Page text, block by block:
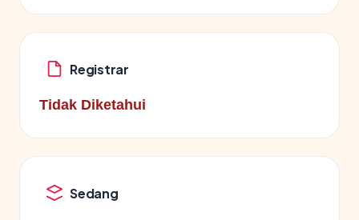
Registrar
Tidak Diketahui
Sedang